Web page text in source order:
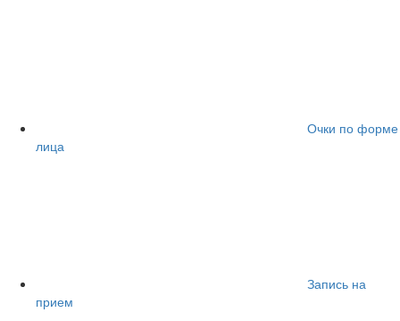
Очки по форме
лица
Запись на
прием